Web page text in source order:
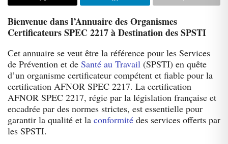
Bienvenue dans l’Annuaire des Organismes
Certificateurs SPEC 2217 à Destination des SPSTI
Cet annuaire se veut être la référence pour les Services
de Prévention et de Santé au Travail (SPSTI) en quête
d’un organisme certificateur compétent et fiable pour la
certification AFNOR SPEC 2217. La certification
AFNOR SPEC 2217, régie par la législation française et
encadrée par des normes strictes, est essentielle pour
garantir la qualité et la conformité des services offerts par
les SPSTI.